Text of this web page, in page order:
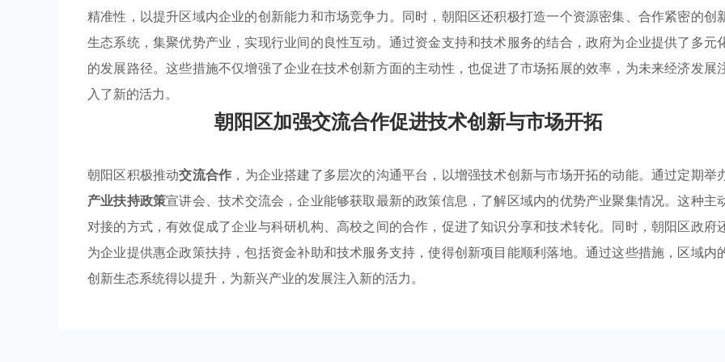
精准性，以提升区域内企业的创新能力和市场竞争力。同时，朝阳区还积极打造一个资源密集、合作紧密的创
生态系统，集聚优势产业，实现行业间的良性互动。通过资金支持和技术服务的结合，政府为企业提供了多元
的发展路径。这些措施不仅增强了企业在技术创新方面的主动性，也促进了市场拓展的效率，为未来经济发展
入了新的活力。
朝阳区加强交流合作促进技术创新与市场开拓
朝阳区积极推动交流合作 ，为企业搭建了多层次的沟通平台，以增强技术创新与市场开拓的动能。通过定期举
产业扶持政策宣讲会、技术交流会，企业能够获取最新的政策信息，了解区域内的优势产业聚集情况。这种主
对接的方式，有效促成了企业与科研机构、高校之间的合作，促进了知识分享和技术转化。同时，朝阳区政府
为企业提供惠企政策扶持，包括资金补助和技术服务支持，使得创新项目能顺利落地。通过这些措施，区域内
创新生态系统得以提升，为新兴产业的发展注入新的活力。